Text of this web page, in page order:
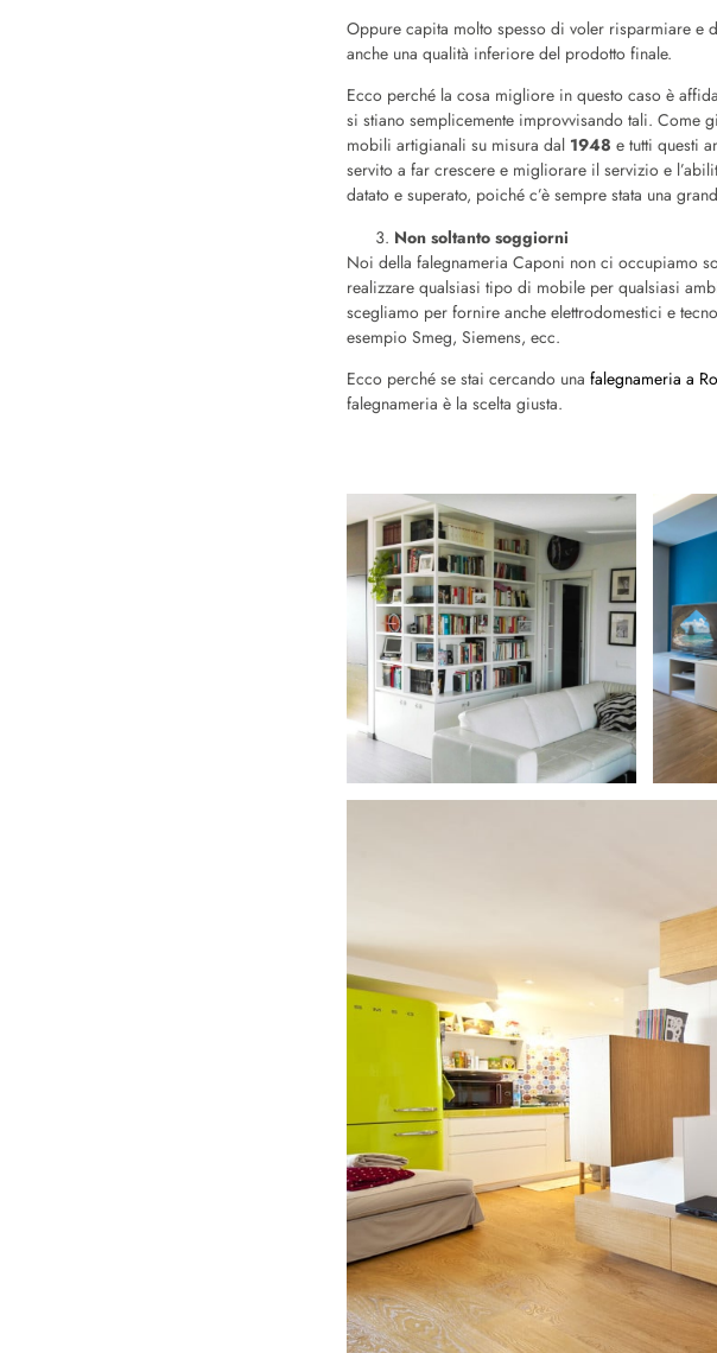
Oppure capita molto spesso di voler risparmiare e
anche una qualità inferiore del prodotto finale.
Ecco perché la cosa migliore in questo caso è
si stiano semplicemente improvvisando tali. Come
mobili artigianali su misura dal 1948 e tutti questi
servito a far crescere e migliorare il servizio e
datato e superato, poiché c’è sempre stata una
Non soltanto soggiorni
Noi della falegnameria Caponi non ci occupiamo
realizzare qualsiasi tipo di mobile per qualsiasi
scegliamo per fornire anche elettrodomestici e
esempio Smeg, Siemens, ecc.
Ecco perché se stai cercando una falegnameria a
falegnameria è la scelta giusta.